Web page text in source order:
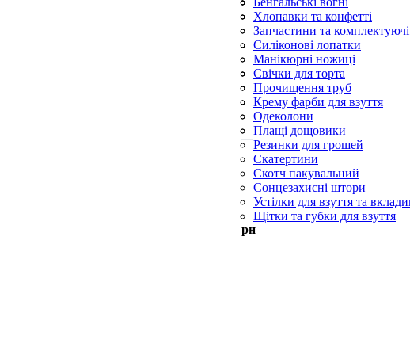
Шланги поливальні
Спрей від комарів
Ультразвукові відлякувачі
Фумігатори
Хлопавки та конфетті
Запчастини та
Ліхтарики
Силіконові лопатки
Силіконові пензлики
Форми для випічки
Манікюрні ножиці
Пилки для п’ят
Пилочки для нігтів
Свічки для торта
Свічки конусні та кручені
Церковні свічки
Прочищення труб
Серветки для прибирання
Синька
Скребки для посуду
Крему фарби для взуття
Одеколони
Плащі дощовики
Резинки для грошей
Скатертини
Скотч пакувальний
Сонцезахисні штори
Устілки для взуття та
Щітки та губки для взуття
грн